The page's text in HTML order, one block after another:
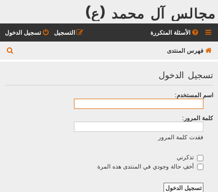
مجالس آل محمد (ع)
الأسئلة المتكررة تسجيل الدخول التسجيل
فهرس المنتدى
تسجيل الدخول
اسم المستخدم:
كلمة المرور:
فقدت كلمة المرور
تذكرني
أخفِ حالة وجودي في المنتدى هذه المرة